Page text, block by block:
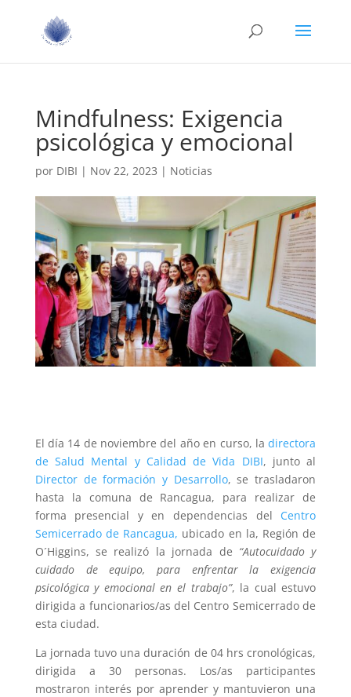
Mindfulness: Exigencia
psicológica y emocional
por DIBI | Nov 22, 2023 | Noticias
El día 14 de noviembre del año en curso, ladirectora
de Salud Mental y Calidad de Vida DIBI, junto al
Director de formación y Desarrollo, se trasladaron
hasta la comuna de Rancagua, para realizar de
forma presencial y en dependencias del Centro
Semicerrado de Rancagua, ubicado en la, Región de
O´Higgins, se realizó la jornada de “Autocuidado y
cuidado de equipo, para enfrentar la exigencia
psicológica y emocional en el trabajo”, la cual estuvo
dirigida a funcionarios/as del Centro Semicerrado de
esta ciudad.
La jornada tuvo una duración de 04 hrs cronológicas,
dirigida a 30 personas. Los/as participantes
mostraron interés por aprender y mantuvieron una